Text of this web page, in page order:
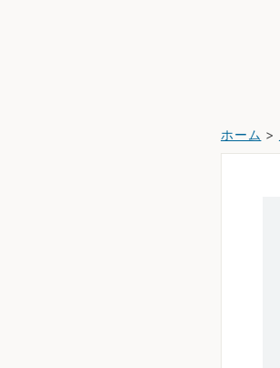
ホーム >